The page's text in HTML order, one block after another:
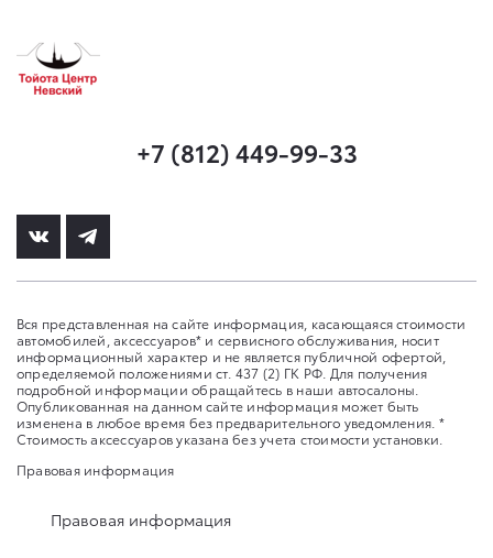
+7 (812) 449-99-33
Вся представленная на сайте информация, касающаяся стоимости
автомобилей, аксессуаров* и сервисного обслуживания, носит
информационный характер и не является публичной офертой,
определяемой положениями ст. 437 (2) ГК РФ. Для получения
подробной информации обращайтесь в наши автосалоны.
Опубликованная на данном сайте информация может быть
изменена в любое время без предварительного уведомления. *
Стоимость аксессуаров указана без учета стоимости установки.
Правовая информация
Правовая информация